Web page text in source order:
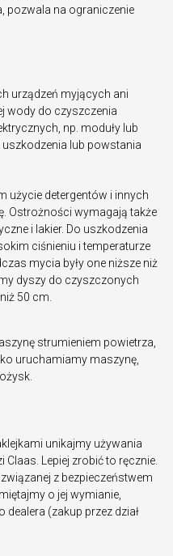
pozwala na ograniczenie
urządzeń myjących ani
wody do czyszczenia
np. moduły lub
uszkodzenia lub powstania
użycie detergentów i innych
Ostrożności wymagają także
i lakier. Do uszkodzenia
ciśnieniu i temperaturze
mycia były one niższe niż
dyszy do czyszczonych
50 cm.
strumieniem powietrza,
uruchamiamy maszynę,
unikajmy używania
Lepiej zrobić to ręcznie.
z bezpieczeństwem
o jej wymianie,
(zakup przez dział